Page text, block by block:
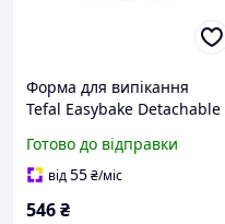
Форма для випікання
Tefal Easybake Detachable
Готово до відправки
від55₴/міс
546₴